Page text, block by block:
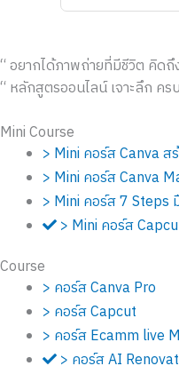
“ อยากได้ภาพถ่ายที่มีชีวิต คิด
“ หลักสูตรออนไลน์ เจาะลึก ค
Mini Course
> Mini คอร์ส Canva ส
> Mini คอร์ส Canva
> Mini คอร์ส 7 Steps
> Mini คอร์ส
Course
> คอร์ส Canva Pro
> คอร์ส Capcut
> คอร์ส Ecamm live
> คอร์ส AI